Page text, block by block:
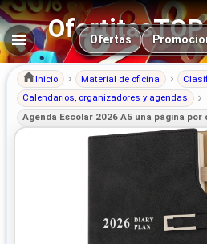
OfertitasTOP
Navegación principal
Ofertas
Inicio Material de oficina
Calendarios, organizadores y agendas
Agenda Escolar 2026 A5 una página por